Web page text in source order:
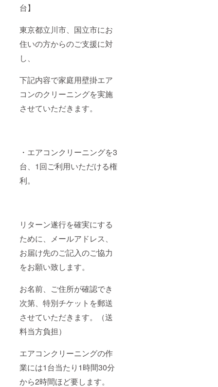
台】
東京都立川市、国立市にお
住いの方からのご支援に対
し、
下記内容で家庭用壁掛エア
コンのクリーニングを実施
させていただきます。
・エアコンクリーニングを3
台、1回ご利用いただける権
利。
リターン遂行を確実にする
ために、メールアドレス、
お届け先のご記入のご協力
をお願い致します。
お名前、ご住所が確認でき
次第、特別チケットを郵送
させていただきます。（送
料当方負担）
エアコンクリーニングの作
業には1台当たり1時間30分
から2時間ほど要します。